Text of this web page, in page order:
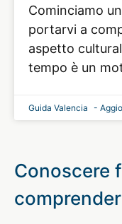
Cominciamo
portarvi a
aspetto
tempo è un
Guida Valencia
Conoscere